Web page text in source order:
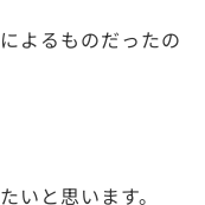
よるものだったの
いと思います。